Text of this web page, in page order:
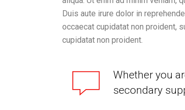
Duis aute irure dolor in
occaecat cupidatat non proident,
cupidatat non proident.
Whether you
secondary